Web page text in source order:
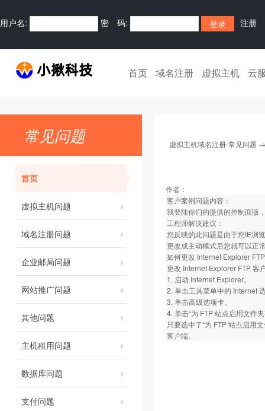
用户名: 密 码: 注册
首页 域名注册 虚拟主机 云
常见问题
首页
虚拟主机问题
域名注册问题
企业邮局问题
网站推广问题
其他问题
主机租用问题
数据库问题
支付问题
虚拟主机域名注册-常见问题
作者：
客户案例问题内容：
我登陆你们的提供的控制面版
工程师解决建议：
您反映的此问题是由于您IE浏
更改成主动模式后您就可以正
如何更改 Internet Explorer
更改 Internet Explorer FTP 客
1. 启动 Internet Explorer。
2. 单击工具菜单中的 Internet
3. 单击高级选项卡。
4. 单击“为 FTP 站点启用文件
只要选中了“为 FTP 站点启用
客户端。